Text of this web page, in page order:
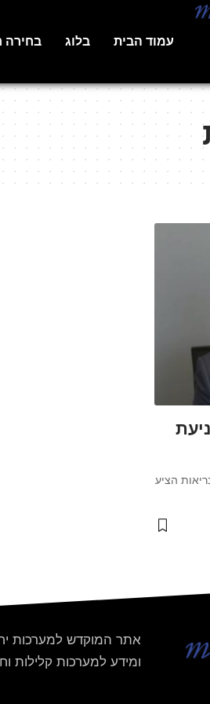
עמוד הבית בלוג בחירה
הציע
אתר המוקדש למערכות
ומידע למערכות קלילות